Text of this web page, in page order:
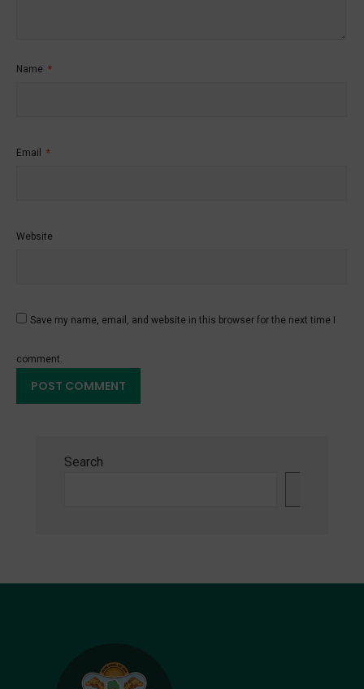
Name *
Email *
Website
Save my name, email, and website in this browser for the next time I
comment.
Search